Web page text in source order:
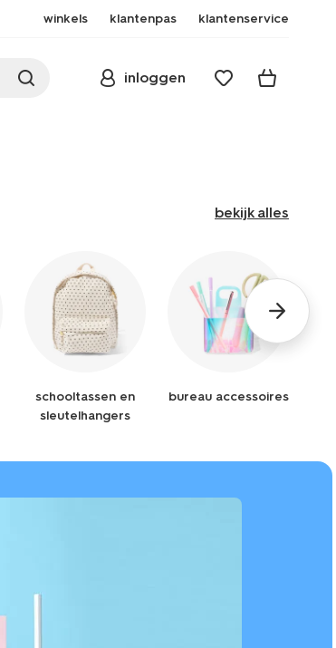
winkels klantenpas klantenservice
inloggen
bekijk alles
schooltassen en
sleutelhangers
bureau accessoires